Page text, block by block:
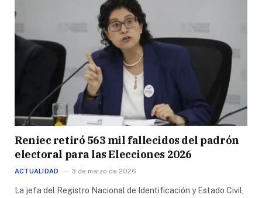
Reniec retiró 563 mil fallecidos del padrón
electoral para las Elecciones 2026
ACTUALIDAD 3 de marzo de 2026
La jefa del Registro Nacional de Identificación y Estado Civil,